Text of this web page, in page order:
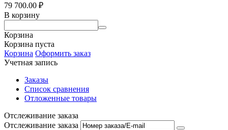
79 700.00 ₽
В корзину
Корзина
Корзина пуста
Корзина Оформить заказ
Учетная запись
Заказы
Список сравнения
Отложенные товары
Отслеживание заказа
Отслеживание заказа